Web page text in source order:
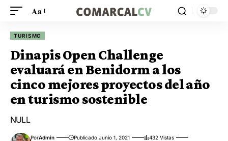
Aa
TURISMO
Dinapis Open Challenge
evaluará en Benidorm a los
cinco mejores proyectos del año
en turismo sostenible
NULL
PorAdmin Publicado Junio 1, 2021
432 Vistas